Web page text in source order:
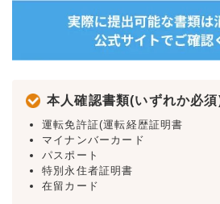
本人確認書類(いずれか必須
運転免許証(運転経歴証明書
マイナンバーカード
パスポート
特別永住者証明書
在留カード